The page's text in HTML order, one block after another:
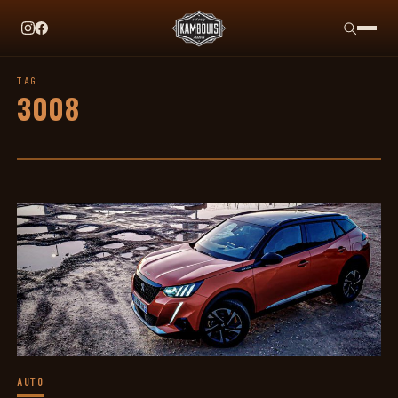
TAG HEUER X TEAM IKUZAWA : LE COME-BACK
TAG
3008
AUTO